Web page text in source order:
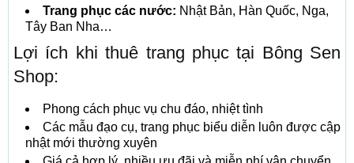
Trang phục các nước: Nhật Bản, Hàn Quốc, Nga,
Tây Ban Nha…
Lợi ích khi thuê trang phục tại Bông Sen
Shop:
Phong cách phục vụ chu đáo, nhiệt tình
Các mẫu đạo cụ, trang phục biểu diễn luôn được cập
nhật mới thường xuyên